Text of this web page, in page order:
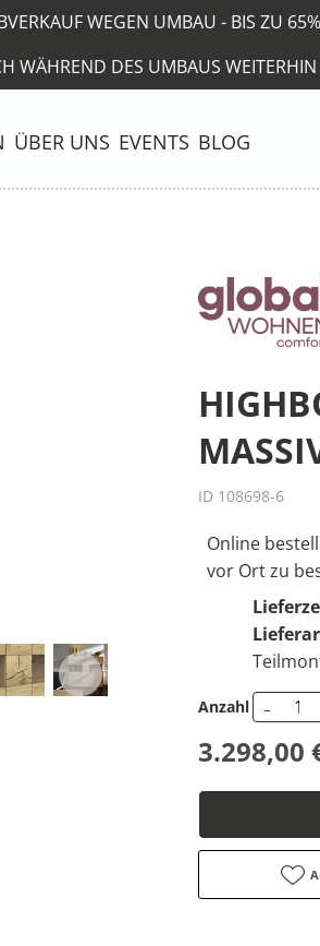
WEGEN UMBAU - BIS ZU
WÄHREND DES UMBAUS WEITERHIN
ÜBER UNS EVENTS BLOG
ID 108698-6
Online
vor Ort zu
Anzahl -
3.298,00